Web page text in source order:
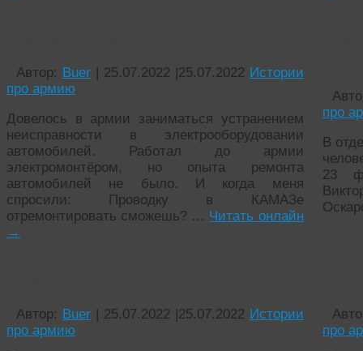
Автор: Buer | 25.07.2022 |25.07.2022 Истории
про армию
Довелось в армии заниматься устранением
неисправности в электрооборудовании
автомобилей. Работал до армии
электромонтёром, но опыта ремонта
автомобилей не было. И когда меня
спросили: Проводку в КАМАЗе
отремонтировать сможешь? … Читать онлайн
→
про
В
23
Автор: Buer | 25.07.2022 |25.07.2022 Истории
про армию
про